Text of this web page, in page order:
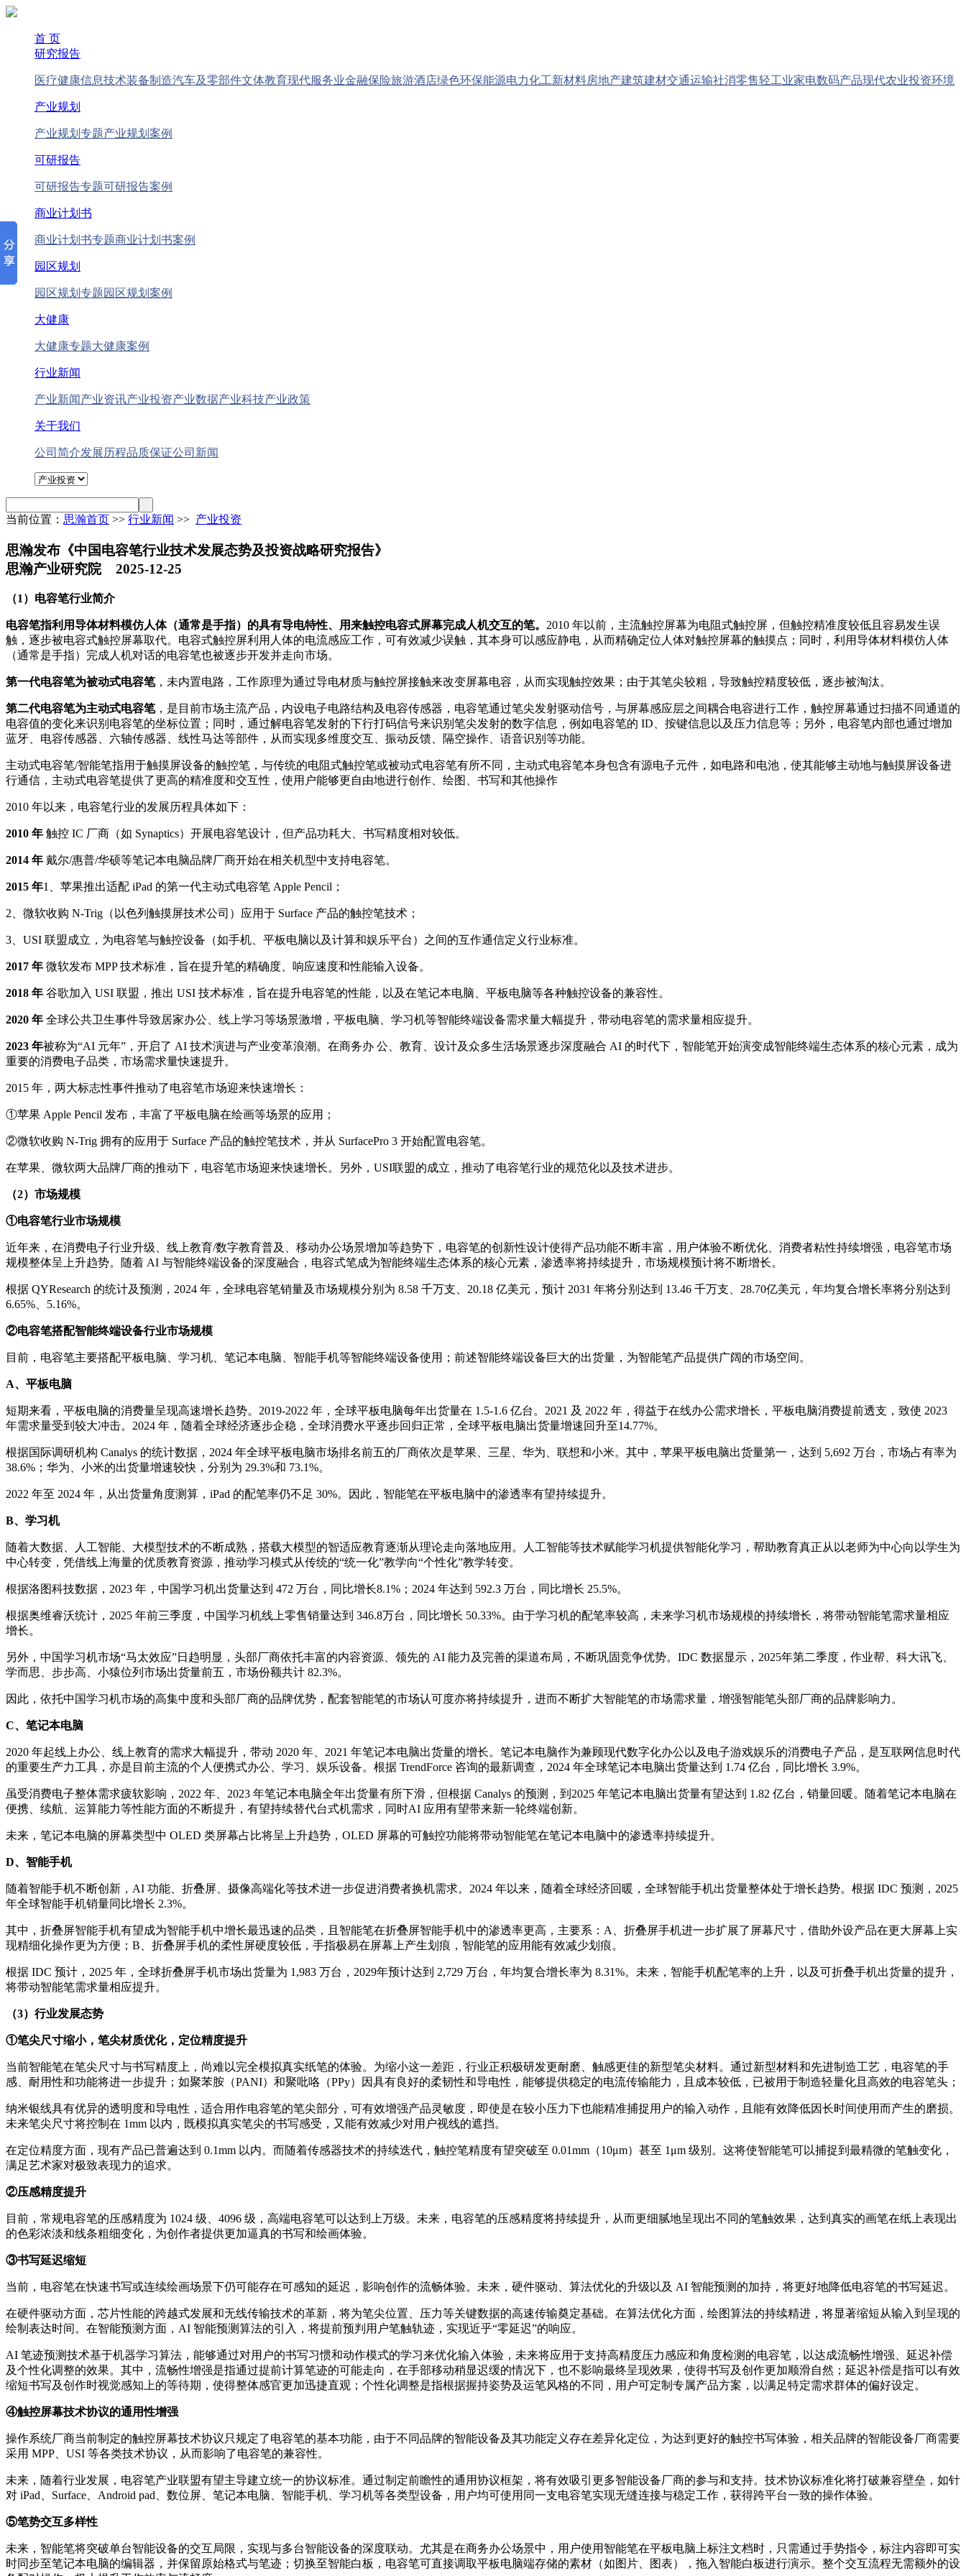
首 页
研究报告
医疗健康信息技术装备制造汽车及零部件文体教育现代服务业金融保险旅游酒店绿色环保能源电力化工新材料房地产建筑建材交通运输社消零售轻工业家电数码产品现代农业投资环境
产业规划
产业规划专题产业规划案例
可研报告
可研报告专题可研报告案例
商业计划书
商业计划书专题商业计划书案例
园区规划
园区规划专题园区规划案例
大健康
大健康专题大健康案例
行业新闻
产业新闻产业资讯产业投资产业数据产业科技产业政策
关于我们
公司简介发展历程品质保证公司新闻
当前位置： 思瀚首页 >> 行业新闻 >> 产业投资
思瀚发布《中国电容笔行业技术发展态势及投资战略研究报告》
思瀚产业研究院 2025-12-25
（1）电容笔行业简介
电容笔指利用导体材料模仿人体（通常是手指）的具有导电特性、用来触控电容式屏幕完成人机交互的笔。 2010 年以前，主流触控屏幕为电阻式触控屏，但触控精准度较低且容易发生误
触，逐步被电容式触控屏幕取代。电容式触控屏利用人体的电流感应工作，可有效减少误触，其本身可以感应静电，从而精确定位人体对触控屏幕的触摸点；同时，利用导体材料模仿人体
（通常是手指）完成人机对话的电容笔也被逐步开发并走向市场。
第一代电容笔为被动式电容笔，未内置电路，工作原理为通过导电材质与触控屏接触来改变屏幕电容，从而实现触控效果；由于其笔尖较粗，导致触控精度较低，逐步被淘汰。
第二代电容笔为主动式电容笔，是目前市场主流产品，内设电子电路结构及电容传感器，电容笔通过笔尖发射驱动信号，与屏幕感应层之间耦合电容进行工作，触控屏幕通过扫描不同通道的
电容值的变化来识别电容笔的坐标位置；同时，通过解电容笔发射的下行打码信号来识别笔尖发射的数字信息，例如电容笔的 ID、按键信息以及压力信息等；另外，电容笔内部也通过增加
蓝牙、电容传感器、六轴传感器、线性马达等部件，从而实现多维度交互、振动反馈、隔空操作、语音识别等功能。
主动式电容笔/智能笔指用于触摸屏设备的触控笔，与传统的电阻式触控笔或被动式电容笔有所不同，主动式电容笔本身包含有源电子元件，如电路和电池，使其能够主动地与触摸屏设备进
行通信，主动式电容笔提供了更高的精准度和交互性，使用户能够更自由地进行创作、绘图、书写和其他操作
2010 年以来，电容笔行业的发展历程具体如下：
2010 年 触控 IC 厂商（如 Synaptics）开展电容笔设计，但产品功耗大、书写精度相对较低。
2014 年 戴尔/惠普/华硕等笔记本电脑品牌厂商开始在相关机型中支持电容笔。
2015 年1、苹果推出适配 iPad 的第一代主动式电容笔 Apple Pencil；
2、微软收购 N-Trig（以色列触摸屏技术公司）应用于 Surface 产品的触控笔技术；
3、USI 联盟成立，为电容笔与触控设备（如手机、平板电脑以及计算和娱乐平台）之间的互作通信定义行业标准。
2017 年 微软发布 MPP 技术标准，旨在提升笔的精确度、响应速度和性能输入设备。
2018 年 谷歌加入 USI 联盟，推出 USI 技术标准，旨在提升电容笔的性能，以及在笔记本电脑、平板电脑等各种触控设备的兼容性。
2020 年 全球公共卫生事件导致居家办公、线上学习等场景激增，平板电脑、学习机等智能终端设备需求量大幅提升，带动电容笔的需求量相应提升。
2023 年被称为“AI 元年”，开启了 AI 技术演进与产业变革浪潮。在商务办 公、教育、设计及众多生活场景逐步深度融合 AI 的时代下，智能笔开始演变成智能终端生态体系的核心元素，成为
重要的消费电子品类，市场需求量快速提升。
2015 年，两大标志性事件推动了电容笔市场迎来快速增长：
①苹果 Apple Pencil 发布，丰富了平板电脑在绘画等场景的应用；
②微软收购 N-Trig 拥有的应用于 Surface 产品的触控笔技术，并从 SurfacePro 3 开始配置电容笔。
在苹果、微软两大品牌厂商的推动下，电容笔市场迎来快速增长。另外，USI联盟的成立，推动了电容笔行业的规范化以及技术进步。
（2）市场规模
①电容笔行业市场规模
近年来，在消费电子行业升级、线上教育/数字教育普及、移动办公场景增加等趋势下，电容笔的创新性设计使得产品功能不断丰富，用户体验不断优化、消费者粘性持续增强，电容笔市场
规模整体呈上升趋势。随着 AI 与智能终端设备的深度融合，电容式笔成为智能终端生态体系的核心元素，渗透率将持续提升，市场规模预计将不断增长。
根据 QYResearch 的统计及预测，2024 年，全球电容笔销量及市场规模分别为 8.58 千万支、20.18 亿美元，预计 2031 年将分别达到 13.46 千万支、28.70亿美元，年均复合增长率将分别达到
6.65%、5.16%。
②电容笔搭配智能终端设备行业市场规模
目前，电容笔主要搭配平板电脑、学习机、笔记本电脑、智能手机等智能终端设备使用；前述智能终端设备巨大的出货量，为智能笔产品提供广阔的市场空间。
A、平板电脑
短期来看，平板电脑的消费量呈现高速增长趋势。2019-2022 年，全球平板电脑每年出货量在 1.5-1.6 亿台。2021 及 2022 年，得益于在线办公需求增长，平板电脑消费提前透支，致使 2023
年需求量受到较大冲击。2024 年，随着全球经济逐步企稳，全球消费水平逐步回归正常，全球平板电脑出货量增速回升至14.77%。
根据国际调研机构 Canalys 的统计数据，2024 年全球平板电脑市场排名前五的厂商依次是苹果、三星、华为、联想和小米。其中，苹果平板电脑出货量第一，达到 5,692 万台，市场占有率为
38.6%；华为、小米的出货量增速较快，分别为 29.3%和 73.1%。
2022 年至 2024 年，从出货量角度测算，iPad 的配笔率仍不足 30%。因此，智能笔在平板电脑中的渗透率有望持续提升。
B、学习机
随着大数据、人工智能、大模型技术的不断成熟，搭载大模型的智适应教育逐渐从理论走向落地应用。人工智能等技术赋能学习机提供智能化学习，帮助教育真正从以老师为中心向以学生为
中心转变，凭借线上海量的优质教育资源，推动学习模式从传统的“统一化”教学向“个性化”教学转变。
根据洛图科技数据，2023 年，中国学习机出货量达到 472 万台，同比增长8.1%；2024 年达到 592.3 万台，同比增长 25.5%。
根据奥维睿沃统计，2025 年前三季度，中国学习机线上零售销量达到 346.8万台，同比增长 50.33%。由于学习机的配笔率较高，未来学习机市场规模的持续增长，将带动智能笔需求量相应
增长。
另外，中国学习机市场“马太效应”日趋明显，头部厂商依托丰富的内容资源、领先的 AI 能力及完善的渠道布局，不断巩固竞争优势。IDC 数据显示，2025年第二季度，作业帮、科大讯飞、
学而思、步步高、小猿位列市场出货量前五，市场份额共计 82.3%。
因此，依托中国学习机市场的高集中度和头部厂商的品牌优势，配套智能笔的市场认可度亦将持续提升，进而不断扩大智能笔的市场需求量，增强智能笔头部厂商的品牌影响力。
C、笔记本电脑
2020 年起线上办公、线上教育的需求大幅提升，带动 2020 年、2021 年笔记本电脑出货量的增长。笔记本电脑作为兼顾现代数字化办公以及电子游戏娱乐的消费电子产品，是互联网信息时代
的重要生产力工具，亦是目前主流的个人便携式办公、学习、娱乐设备。根据 TrendForce 咨询的最新调查，2024 年全球笔记本电脑出货量达到 1.74 亿台，同比增长 3.9%。
虽受消费电子整体需求疲软影响，2022 年、2023 年笔记本电脑全年出货量有所下滑，但根据 Canalys 的预测，到2025 年笔记本电脑出货量有望达到 1.82 亿台，销量回暖。随着笔记本电脑在
便携、续航、运算能力等性能方面的不断提升，有望持续替代台式机需求，同时AI 应用有望带来新一轮终端创新。
未来，笔记本电脑的屏幕类型中 OLED 类屏幕占比将呈上升趋势，OLED 屏幕的可触控功能将带动智能笔在笔记本电脑中的渗透率持续提升。
D、智能手机
随着智能手机不断创新，AI 功能、折叠屏、摄像高端化等技术进一步促进消费者换机需求。2024 年以来，随着全球经济回暖，全球智能手机出货量整体处于增长趋势。根据 IDC 预测，2025
年全球智能手机销量同比增长 2.3%。
其中，折叠屏智能手机有望成为智能手机中增长最迅速的品类，且智能笔在折叠屏智能手机中的渗透率更高，主要系：A、折叠屏手机进一步扩展了屏幕尺寸，借助外设产品在更大屏幕上实
现精细化操作更为方便；B、折叠屏手机的柔性屏硬度较低，手指极易在屏幕上产生划痕，智能笔的应用能有效减少划痕。
根据 IDC 预计，2025 年，全球折叠屏手机市场出货量为 1,983 万台，2029年预计达到 2,729 万台，年均复合增长率为 8.31%。未来，智能手机配笔率的上升，以及可折叠手机出货量的提升，
将带动智能笔需求量相应提升。
（3）行业发展态势
①笔尖尺寸缩小，笔尖材质优化，定位精度提升
当前智能笔在笔尖尺寸与书写精度上，尚难以完全模拟真实纸笔的体验。为缩小这一差距，行业正积极研发更耐磨、触感更佳的新型笔尖材料。通过新型材料和先进制造工艺，电容笔的手
感、耐用性和功能将进一步提升；如聚苯胺（PANI）和聚吡咯（PPy）因具有良好的柔韧性和导电性，能够提供稳定的电流传输能力，且成本较低，已被用于制造轻量化且高效的电容笔头；
纳米银线具有优异的透明度和导电性，适合用作电容笔的笔尖部分，可有效增强产品灵敏度，即使是在较小压力下也能精准捕捉用户的输入动作，且能有效降低因长时间使用而产生的磨损。
未来笔尖尺寸将控制在 1mm 以内，既模拟真实笔尖的书写感受，又能有效减少对用户视线的遮挡。
在定位精度方面，现有产品已普遍达到 0.1mm 以内。而随着传感器技术的持续迭代，触控笔精度有望突破至 0.01mm（10μm）甚至 1μm 级别。这将使智能笔可以捕捉到最精微的笔触变化，
满足艺术家对极致表现力的追求。
②压感精度提升
目前，常规电容笔的压感精度为 1024 级、4096 级，高端电容笔可以达到上万级。未来，电容笔的压感精度将持续提升，从而更细腻地呈现出不同的笔触效果，达到真实的画笔在纸上表现出
的色彩浓淡和线条粗细变化，为创作者提供更加逼真的书写和绘画体验。
③书写延迟缩短
当前，电容笔在快速书写或连续绘画场景下仍可能存在可感知的延迟，影响创作的流畅体验。未来，硬件驱动、算法优化的升级以及 AI 智能预测的加持，将更好地降低电容笔的书写延迟。
在硬件驱动方面，芯片性能的跨越式发展和无线传输技术的革新，将为笔尖位置、压力等关键数据的高速传输奠定基础。在算法优化方面，绘图算法的持续精进，将显著缩短从输入到呈现的
绘制表达时间。在智能预测方面，AI 智能预测算法的引入，将提前预判用户笔触轨迹，实现近乎“零延迟”的响应。
AI 笔迹预测技术基于机器学习算法，能够通过对用户的书写习惯和动作模式的学习来优化输入体验，未来将应用于支持高精度压力感应和角度检测的电容笔，以达成流畅性增强、延迟补偿
及个性化调整的效果。其中，流畅性增强是指通过提前计算笔迹的可能走向，在手部移动稍显迟缓的情况下，也不影响最终呈现效果，使得书写及创作更加顺滑自然；延迟补偿是指可以有效
缩短书写及创作时视觉感知上的等待期，使得整体感官更加迅捷直观；个性化调整是指根据握持姿势及运笔风格的不同，用户可定制专属产品方案，以满足特定需求群体的偏好设定。
④触控屏幕技术协议的通用性增强
操作系统厂商当前制定的触控屏幕技术协议只规定了电容笔的基本功能，由于不同品牌的智能设备及其功能定义存在差异化定位，为达到更好的触控书写体验，相关品牌的智能设备厂商需要
采用 MPP、USI 等各类技术协议，从而影响了电容笔的兼容性。
未来，随着行业发展，电容笔产业联盟有望主导建立统一的协议标准。通过制定前瞻性的通用协议框架，将有效吸引更多智能设备厂商的参与和支持。技术协议标准化将打破兼容壁垒，如针
对 iPad、Surface、Android pad、数位屏、笔记本电脑、智能手机、学习机等各类型设备，用户均可使用同一支电容笔实现无缝连接与稳定工作，获得跨平台一致的操作体验。
⑤笔势交互多样性
未来，智能笔将突破单台智能设备的交互局限，实现与多台智能设备的深度联动。尤其是在商务办公场景中，用户使用智能笔在平板电脑上标注文档时，只需通过手势指令，标注内容即可实
时同步至笔记本电脑的编辑器，并保留原始格式与笔迹；切换至智能白板，电容笔可直接调取平板电脑端存储的素材（如图片、图表），拖入智能白板进行演示。整个交互流程无需额外的设